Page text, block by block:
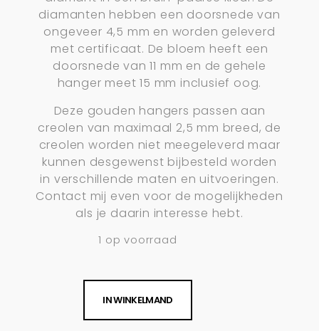
diamanten hebben een doorsnede van
ongeveer 4,5 mm en worden geleverd
met certificaat. De bloem heeft een
doorsnede van 11 mm en de gehele
hanger meet 15 mm inclusief oog.
Deze gouden hangers passen aan
creolen van maximaal 2,5 mm breed, de
creolen worden niet meegeleverd maar
kunnen desgewenst bijbesteld worden
in verschillende maten en uitvoeringen.
Contact mij even voor de mogelijkheden
als je daarin interesse hebt.
1 op voorraad
IN WINKELMAND